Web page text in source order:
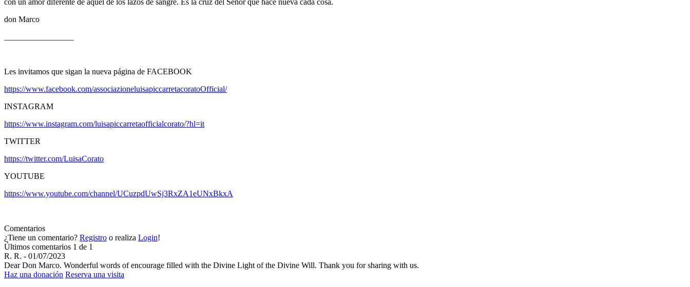
con un amor diferente de aquel de los lazos de sangre. Es la cruz del Señor que hace nueva cada cosa.
don Marco
Les invitamos que sigan la nueva página de FACEBOOK
https://www.facebook.com/associazioneluisapiccarretacoratoOfficial/
INSTAGRAM
https://www.instagram.com/luisapiccarretaofficialcorato/?hl=it
TWITTER
https://twitter.com/LuisaCorato
YOUTUBE
https://www.youtube.com/channel/UCuzpdUwSj3RxZA1eUNxBkxA
Comentarios
¿Tiene un comentario? Registro o realiza Login!
Últimos comentarios 1 de 1
R. R. - 01/07/2023
Dear Don Marco. Wonderful words of encourage filled with the Divine Light of the Divine Will. Thank you for sharing with us.
Haz una donación Reserva una visita